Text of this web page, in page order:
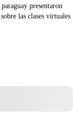
presentaron
las clases virtuales